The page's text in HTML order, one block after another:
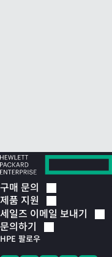
구매 문의
제품 지원
세일즈 이메일 보내기
문의하기
HPE 팔로우